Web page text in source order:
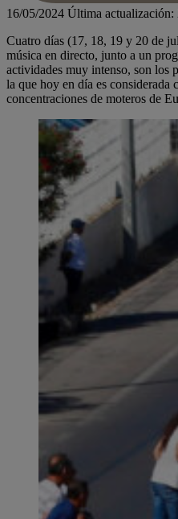
16/05/2024 Última actualización:
Cuatro días (17, 18, 19 y 20 de
música en directo, junto a un
actividades muy intenso, son los
la que hoy en día es considerada
concentraciones de moteros de